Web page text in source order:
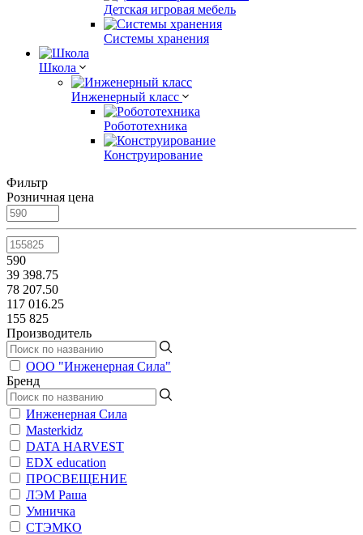
Детская игровая мебель
Системы хранения
Школа
Инженерный класс
Робототехника
Конструирование
Фильтр
Розничная цена
590
39 398.75
78 207.50
117 016.25
155 825
Производитель
ООО "Инженерная Сила"
Бренд
Инженерная Сила
Masterkidz
DATA HARVEST
EDX education
ПРОСВЕЩЕНИЕ
ЛЭМ Раша
Умничка
СТЭМКО